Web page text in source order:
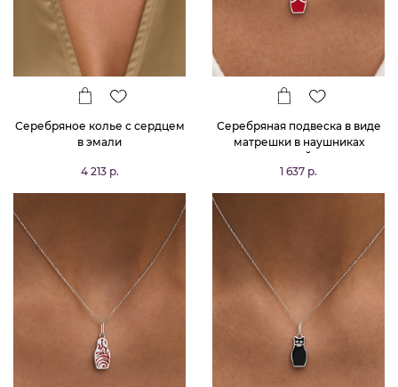
Серебряное колье с сердцем
в эмали
4 213 р.
Серебряная подвеска в виде
матрешки в наушниках
РУССКИЙ КОД
1 637 р.